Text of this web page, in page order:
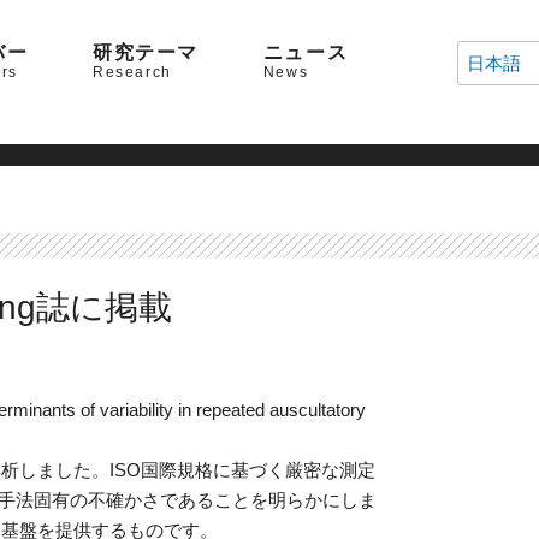
ー 研究テーマ
Research
ニュース
News 日本語
誌に掲載
of variability in repeated auscultatory
しました。ISO国際規格に基づく厳密な測定
法固有の不確かさであることを明らかにしま
盤を提供するものです。